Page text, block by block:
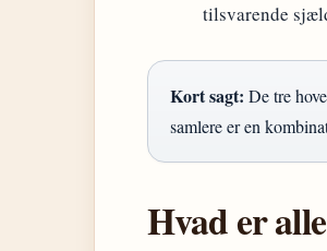
tilsvarende
Kort sagt: De tre
samlere er en
Hvad er